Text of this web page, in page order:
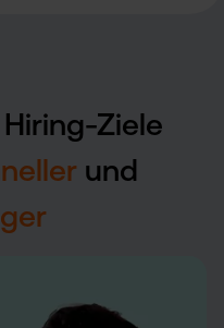
Ziele
und